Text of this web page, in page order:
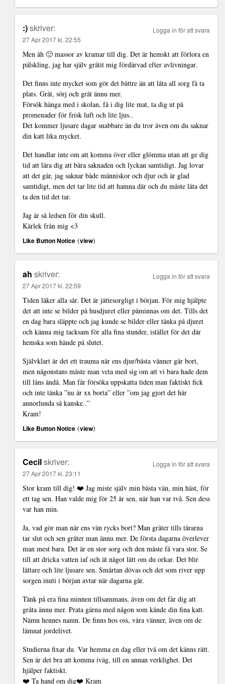
:)skriver:
27 Apr 2017 kl. 22:55
Men åh 🙁 massor av kramar till dig. Det är hemskt att förlora en
pälskling, jag har själv gråtit mig fördärvad efter avlivningar.
Det finns inte mycket som gör det bättre än att låta all sorg få ta
plats. Gråt, sörj och gråt ännu mer.
Försök hänga med i skolan, få i dig lite mat, ta dig ut på
promenader för frisk luft och lite ljus..
Det kommer ljusare dagar snabbare än du tror även om du saknar
din katt lika mycket.
Det handlar inte om att komma över eller glömma utan att ge dig
tid att lära dig att bära saknaden och lyckan samtidigt. Jag lovar
att det går, jag saknar både människor och djur och är glad
samtidigt, men det tar lite tid att hamna där och du måste låta det
ta den tid det tar.
Jag är så ledsen för din skull.
Kärlek från mig <3
Like Button Notice (view)
Logga in för att svara
ah skriver:
27 Apr 2017 kl. 22:59
Tiden läker alla sår. Det är jättesorgligt i början. För mig hjälpte
det att inte se bilder på husdjuret eller påminnas om det. Tills det
en dag bara släppte och jag kunde se bilder eller tänka på djuret
och känna mig tacksam för alla fina stunder, istället för det där
hemska som hände på slutet.
Självklart är det ett trauma när ens djur/bästa vänner går bort,
men någonstans måste man veta med sig om att vi bara hade dem
till låns ändå. Man får försöka uppskatta tiden man faktiskt fick
och inte tänka ”nu är xx borta” eller ”om jag gjort det här
annorlunda så kanske..”
Kram!
Like Button Notice (view)
Logga in för att svara
Cecilskriver:
27 Apr 2017 kl. 23:11
Stor kram till dig! ❤️ Jag miste själv min bästa vän, min häst, för
ett tag sen. Han valde mig för 25 år sen, när han var två. Sen dess
var han min.
Ja, vad gör man när ens vän rycks bort? Man gråter tills tårarna
tar slut och sen gråter man ännu mer. De första dagarna överlever
man mest bara. Det är en stor sorg och den måste få vara stor. Se
till att dricka vatten iaf och ät något lätt om du orkar. Det blir
lättare och lite ljusare sen. Smärtan dövas och det som river upp
sorgen inuti i början avtar när dagarna går.
Tänk på era fina minnen tillsammans, även om det får dig att
gråta ännu mer. Prata gärna med någon som kände din fina katt.
Nämn hennes namn. De finns hos oss, våra vänner, även om de
lämnat jordelivet.
Studierna fixar du. Var hemma en dag eller två om det känns rätt.
Sen är det bra att komma iväg, till en annan verklighet. Det
hjälper faktiskt.
❤️ Ta hand om dig❤️ Kram
Logga in för att svara